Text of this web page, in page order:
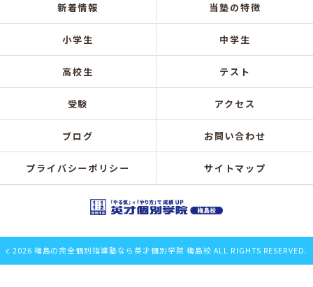
新着情報 当塾の特徴
小学生 中学生
高校生 テスト
受験 アクセス
ブログ お問い合わせ
プライバシーポリシー サイトマップ
c 2026 梅島の完全個別指導塾なら英才個別学院 梅島校 ALL RIGHTS RESERVED.